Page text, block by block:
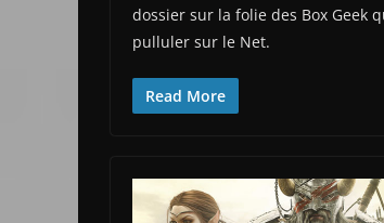
dossier sur la folie des Box Geek
pulluler sur le Net.
Read More